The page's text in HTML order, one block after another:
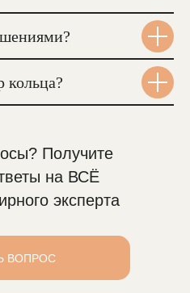
кольца?
Получите
на ВСЁ
эксперта
ВОПРОС